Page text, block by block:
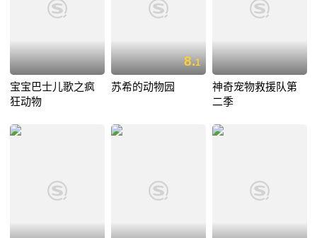
宝宝巴士儿歌之疯
狂动物
8.1
苏希的动物园
神奇宠物救援队第
二季